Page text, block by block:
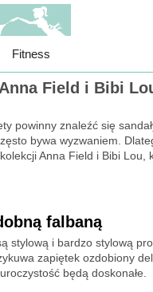
Fitness
Field i Bibi
powinny znaleźć się
bywa wyzwaniem.
Anna Field i Bibi Lou,
falbaną
stylową i bardzo stylową
zapiętek ozdobiony
będą doskonałe.